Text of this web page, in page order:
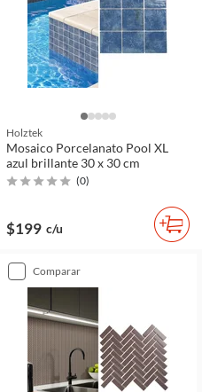
Holztek
Mosaico Porcelanato Pool XL
azul brillante 30 x 30 cm
(0)
$199 c/u
comparar